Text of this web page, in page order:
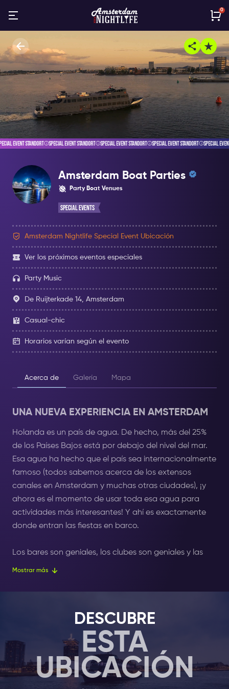
0
EVENT STANDORT SPECIAL EVENT STANDORT SPECIAL EVENT STANDORT SPECIAL EVENT STANDORT SPECIAL
Amsterdam Boat Parties
Party Boat Venues
Special Events
Amsterdam Nightlife Special Event Ubicación
Ver los próximos eventos especiales
Party Music
De Ruijterkade 14, Amsterdam
Casual-chic
Horarios varían según el evento
Acerca de Galería Mapa
UNA NUEVA EXPERIENCIA EN AMSTERDAM
Holanda es un país de agua. De hecho, más del 25%
de los Países Bajos está por debajo del nivel del mar.
Esa agua ha hecho que el país sea internacionalmente
famoso (todos sabemos acerca de los extensos
canales en Amsterdam y muchas otras ciudades), ¡y
ahora es el momento de usar toda esa agua para
actividades más interesantes! Y ahí es exactamente
donde entran las fiestas en barco.
Los bares son geniales, los clubes son geniales y las
cafeterías pueden ser una gran parte de por qué estás
experimentar una fiesta en la cubierta superior de un
Armados con increíbles DJ, excelentes sistemas de
sonido y alcohol que fluye fácilmente de los grifos, Las
fiestas en barcos con tu
ticket Amsterdam Nightlife
liberará de las preocupaciones terrenales y le permitirá
flotar sobre las olas y los sonidos a nuevos niveles de
Mostrar más
DESCUBRE
ESTA
UBICACIÓN